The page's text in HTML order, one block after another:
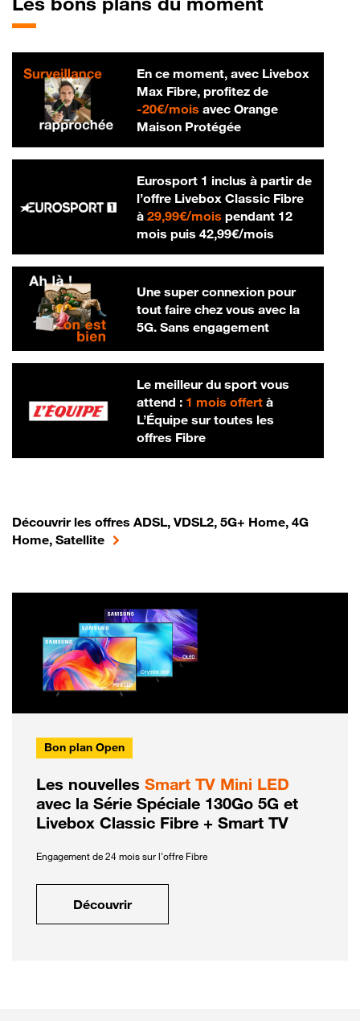
En ce moment, avec Livebox
Max Fibre, profitez de
-20€/mois20 € par mois
avec Orange
Maison Protégée
Eurosport 1 inclus à partir de
l’offre Livebox Classic Fibre
à 29,99€/mois29,99 € par mois
pendant 12
mois puis 42,99€/mois42,99 € par
Une super connexion pour
tout faire chez vous avec la
5G. Sans engagement
Le meilleur du sport vous
attend : 1 mois offertà
L’Équipe sur toutes les
offres Fibre
Découvrir les offres ADSL, VDSL2, 5G+ Home, 4G
Home, Satellite
Bon plan Open
Les nouvelles Smart TV Mini LED
avec la Série Spéciale 130Go 5G et
Livebox Classic Fibre + Smart TV
Engagement de 24 mois sur l'offre Fibre
Découvrir